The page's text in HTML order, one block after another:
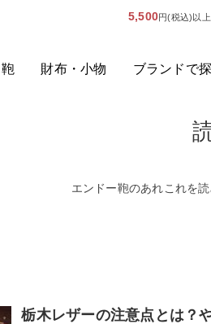
5,500円(税込)以
鞄 財布・小物 ブランドで
エンドー鞄のあれこれを
栃木レザーの注意点とは？